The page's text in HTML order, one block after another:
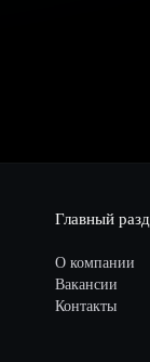
Главный
О компании
Вакансии
Контакты